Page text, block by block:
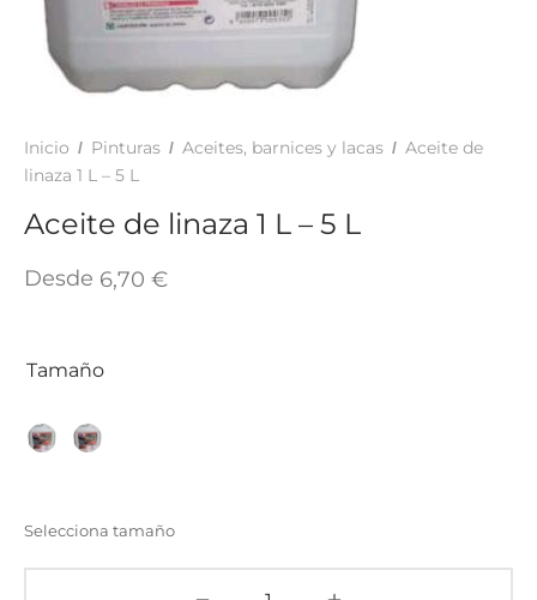
Inicio / Pinturas / Aceites, barnices y lacas / Aceite de
linaza 1 L – 5 L
Aceite de linaza 1 L – 5 L
Desde 6,70 €
Tamaño
Selecciona tamaño
ADHESIVOS Y COLAS
Y SUELOS
TINTES Y MANUALIDADES